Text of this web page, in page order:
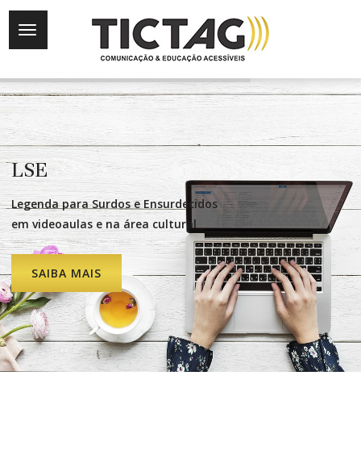
LSE
Legenda para Surdos e Ensurdecidos
em videoaulas e na área cultural
SAIBA MAIS